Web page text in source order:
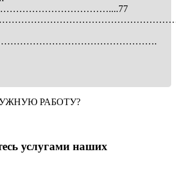
РАБОТУ?
услугами наших